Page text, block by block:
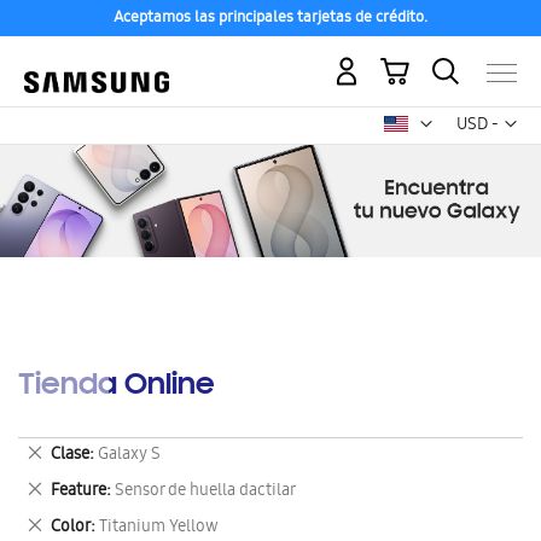
Aceptamos las principales tarjetas de crédito.
USD -
dólar
Mi carrito
Tienda Online
Clase Galaxy S
Eliminar
este
artículo
Feature Sensor de huella dactilar
Eliminar
este
Color Titanium Yellow
Eliminar